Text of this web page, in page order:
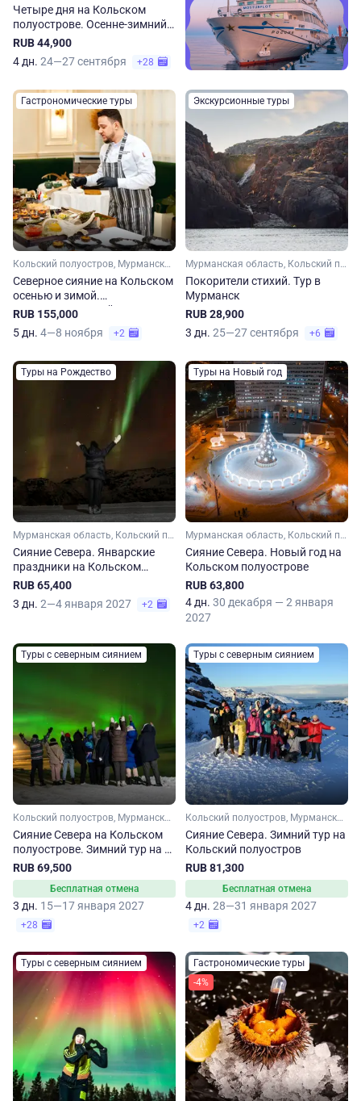
Четыре дня на Кольском
полуострове. Осенне-зимний
тур
RUB 44,900
4 дн. 24—27 сентября +28
Гастрономические туры
Кольский полуостров, Мурманская область, Арктика
Северное сияние на Кольском
осенью и зимой.
Гастрономический тур
RUB 155,000
5 дн. 4—8 ноября +2
Экскурсионные туры
Мурманская область, Кольский полуостров, Арктика
Покорители стихий. Тур в
Мурманск
RUB 28,900
3 дн. 25—27 сентября +6
Туры на Рождество
Мурманская область, Кольский полуостров, Арктика
Сияние Севера. Январские
праздники на Кольском
полуострове
RUB 65,400
3 дн. 2—4 января 2027 +2
Туры на Новый год
Мурманская область, Кольский полуостров, Арктика
Сияние Севера. Новый год на
Кольском полуострове
RUB 63,800
4 дн. 30 декабря — 2 января
2027
Туры с северным сиянием
Кольский полуостров, Мурманская область, Арктика
Сияние Севера на Кольском
полуострове. Зимний тур на 3
дня
RUB 69,500
Бесплатная отмена
3 дн. 15—17 января 2027
+28
Туры с северным сиянием
Кольский полуостров, Мурманская область, Арктика
Сияние Севера. Зимний тур на
Кольский полуостров
RUB 81,300
Бесплатная отмена
4 дн. 28—31 января 2027
+2
Туры с северным сиянием
Гастрономические туры
-4%